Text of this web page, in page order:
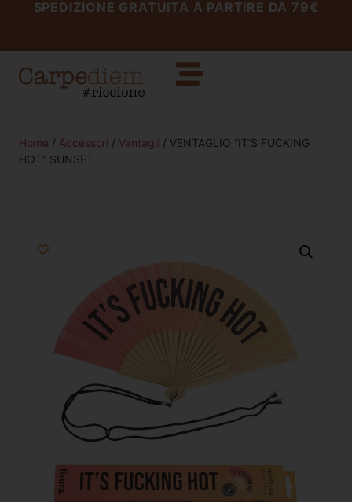
SPEDIZIONE GRATUITA A PARTIRE DA 79€
Home / Accessori / Ventagli / VENTAGLIO “IT’S FUCKING
HOT” SUNSET